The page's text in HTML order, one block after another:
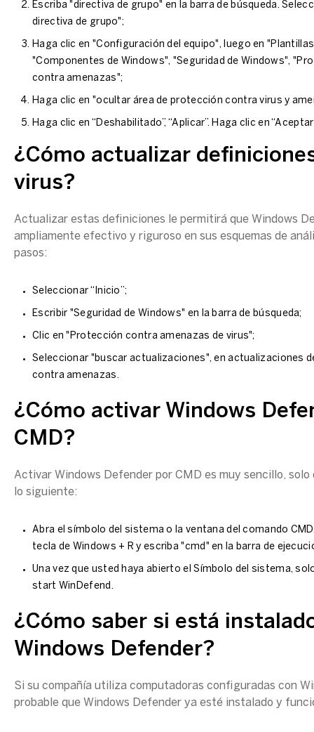
Escriba "directiva de grupo" en la barra de búsqueda.
directiva de grupo";
Haga clic en "Configuración del equipo", luego en
"Componentes de Windows", "Seguridad de Windows",
contra amenazas";
Haga clic en "ocultar área de protección contra virus y
Haga clic en “Deshabilitado”, “Aplicar”. Haga clic en
¿Cómo actualizar
virus?
Actualizar estas definiciones le permitirá que Windows
ampliamente efectivo y riguroso en sus esquemas de
pasos:
Seleccionar “Inicio”;
Escribir "Seguridad de Windows" en la barra de búsqueda;
Clic en "Protección contra amenazas de virus";
Seleccionar "buscar actualizaciones", en actualizaciones
contra amenazas.
¿Cómo activar Windows
CMD?
Activar Windows Defender por CMD es muy sencillo, solo
lo siguiente:
Abra el símbolo del sistema o la ventana del comando
tecla de Windows + R y escriba "cmd" en la barra de
Una vez que usted haya abierto el Símbolo del sistema,
start WinDefend.
¿Cómo saber si está
Windows Defender?
Si su compañía utiliza computadoras configuradas con
probable que Windows Defender ya esté instalado y